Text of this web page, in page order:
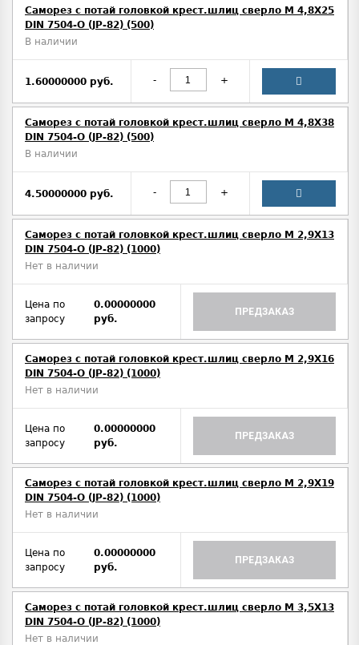
Саморез с потай головкой крест.шлиц сверло М 4,8Х25
DIN 7504-O (JP-82) (500)
В наличии
1.60000000 руб. - +
Саморез с потай головкой крест.шлиц сверло М 4,8Х38
DIN 7504-O (JP-82) (500)
В наличии
4.50000000 руб. - +
Саморез с потай головкой крест.шлиц сверло М 2,9Х13
DIN 7504-O (JP-82) (1000)
Нет в наличии
Цена по
запросу
0.00000000
руб.
ПРЕДЗАКАЗ
Саморез с потай головкой крест.шлиц сверло М 2,9Х16
DIN 7504-O (JP-82) (1000)
Нет в наличии
Цена по
запросу
0.00000000
руб.
ПРЕДЗАКАЗ
Саморез с потай головкой крест.шлиц сверло М 2,9Х19
DIN 7504-O (JP-82) (1000)
Нет в наличии
Цена по
запросу
0.00000000
руб.
ПРЕДЗАКАЗ
Саморез с потай головкой крест.шлиц сверло М 3,5Х13
DIN 7504-O (JP-82) (1000)
Нет в наличии